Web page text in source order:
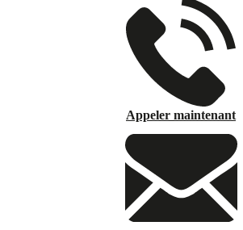
Appeler maintenant